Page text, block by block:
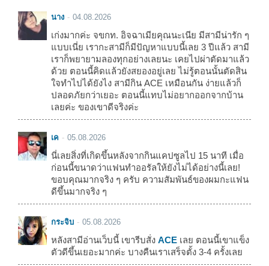
นาง 04.08.2026
เก่งมากค่ะ จขกท. อิจฉาเมียคุณนะเนีย มีสามีน่ารัก ๆ
แบบเนี่ย เรากะสามีก็มีปัญหาแบบนี้เลย 3 ปีแล้ว สามี
เราก็พยายามลองทุกอย่างเลยนะ เคยไปผ่าตัดมาแล้ว
ด้วย ตอนนี้คิดแล้วยังสยองอยู่เลย ไม่รู้ตอนนั้นตัดสิน
ใจทำไปได้ยังไง สามีกิน ACE เหมือนกัน ง่ายแล้วก็
ปลอดภัยกว่าเยอะ ตอนนี้แทบไม่อยากออกจากบ้าน
เลยค่ะ ของเขาดีจริงค่ะ
เค 05.08.2026
นี่เลยสิ่งที่เกิดขึ้นหลังจากกินแคปซูลไป 15 นาที เมื่อ
ก่อนนี้ขนาดว่าแฟนทำออรัลให้ยังไม่ได้อย่างนี้เลย!
ขอบคุณมากจริง ๆ ครับ ความสัมพันธ์ของผมกะแฟน
ดีขึ้นมากจริง ๆ
กระจิบ 05.08.2026
หลังสามีอ่านเว็บนี้ เขารีบสั่ง ACE เลย ตอนนี้เขาแข็ง
ตัวดีขึ้นเยอะมากค่ะ บางคืนเราเสร็จตั้ง 3-4 ครั้งเลย